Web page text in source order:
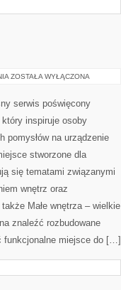
DIY
PROJEKTY
ZOSTAŁA WYŁĄCZONA
serwis poświęcony
inspiruje osoby
pomysłów na urządzenie
stworzone dla
się tematami związanymi
wnętrz oraz
Małe wnętrza – wielkie
znaleźć rozbudowane
funkcjonalne miejsce do […]